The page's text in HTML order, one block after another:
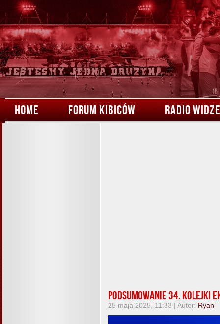
HOME FORUM KIBICÓW RADIO
Podsumowanie 34. kolejki
25 maja 2025, 11:33 | Autor: Ryan